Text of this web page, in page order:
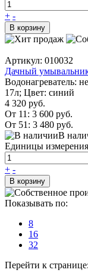
+ -
В корзину
Артикул: 010032
Дачный
Водонагреватель:
17л; Цвет: синий
4 320 руб.
От 11: 3 600 руб.
От 51: 3 480 руб.
В
Единицы
+ -
В корзину
Показывать по:
8
16
32
Перейти к странице: